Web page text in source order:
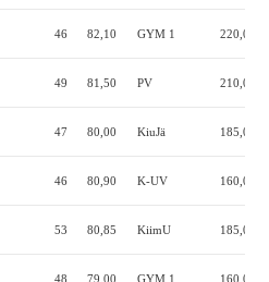
46 82,10 GYM 1 220,0
49 81,50 PV 210,0
47 80,00 KiuJä 185,0
46 80,90 K-UV 160,0
53 80,85 KiimU 185,0
48 79,00 GYM 1 160,0